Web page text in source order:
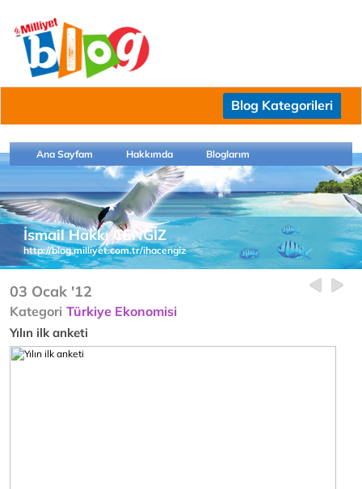
Blog Kategorileri
Ana Sayfam Hakkımda Bloglarım
İsmail Hakkı CENGİZ
http://blog.milliyet.com.tr/ihacengiz
03 Ocak '12
Kategori Türkiye Ekonomisi
Yılın ilk anketi